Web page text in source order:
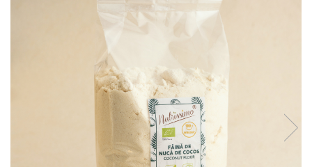
FĂINĂ FĂRĂ GLUTEN
BĂUTURI / LAPTE VEGETAL
CREME ȘI PASTE TARTINABILE
CIOCOLATĂ ȘI CACAO